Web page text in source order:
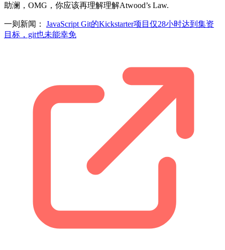
助澜，OMG，你应该再理解理解Atwood’s Law.
一则新闻： JavaScript Git的Kickstarter项目仅28小时达到集资
目标，git也未能幸免